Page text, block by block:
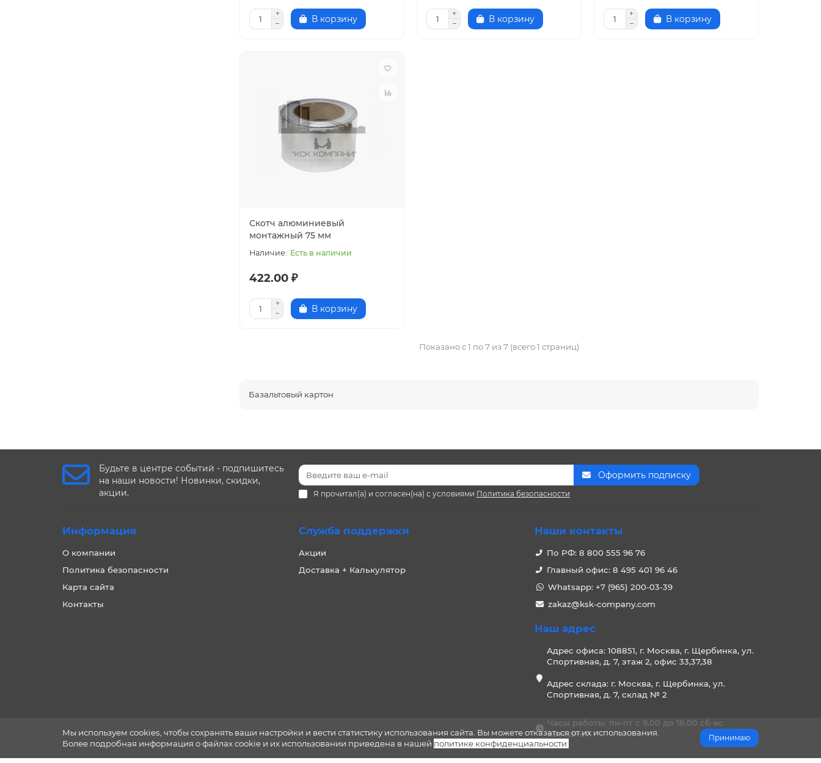
В корзину В корзину В корзину
Скотч алюминиевый
монтажный 75 мм
Есть в наличии
422.00 ₽
В корзину
Показано с 1 по 7 из 7 (всего 1 страниц)
Базальтовый картон
Мы используем cookies, чтобы сохранять ваши настройки и вести статистику использования сайта. Вы можете отказаться от их использования.
Более подробная информация о файлах cookie и их использовании приведена в нашей политике конфиденциальности
Принимаю
Будьте в центре событий - подпишитесь
на наши новости! Новинки, скидки,
акции.
Оформить подписку
Я прочитал(а) и согласен(на) с условиями Политика безопасности
Информация
О компании
Политика безопасности
Карта сайта
Контакты
Служба поддержки
Акции
Доставка + Калькулятор
Наши контакты
По РФ: 8 800 555 96 76
Главный офис: 8 495 401 96 46
Whatsapp: +7 (965) 200-03-39
zakaz@ksk-company.com
Наш адрес
Адрес офиса: 108851, г. Москва, г. Щербинка, ул.
Спортивная, д. 7, этаж 2, офис 33,37,38
Адрес склада: г. Москва, г. Щербинка, ул.
Спортивная, д. 7, склад № 2
Часы работы: пн-пт с 9.00 до 18.00 сб-вс
выходной